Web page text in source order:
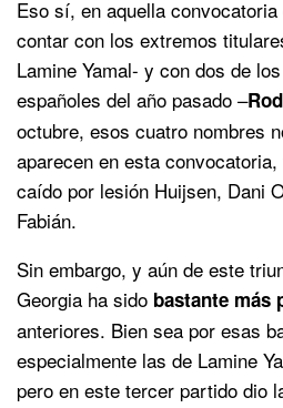
Eso sí, en aquella
contar con los extremos
Lamine Yamal- y con dos de
españoles del año pasado –
octubre, esos cuatro nombres
aparecen en esta
caído por lesión Huijsen, Dani
Fabián.
Sin embargo, y aún de este
Georgia ha sido bastante más
anteriores. Bien sea por esas
especialmente las de Lamine
pero en este tercer partido dio